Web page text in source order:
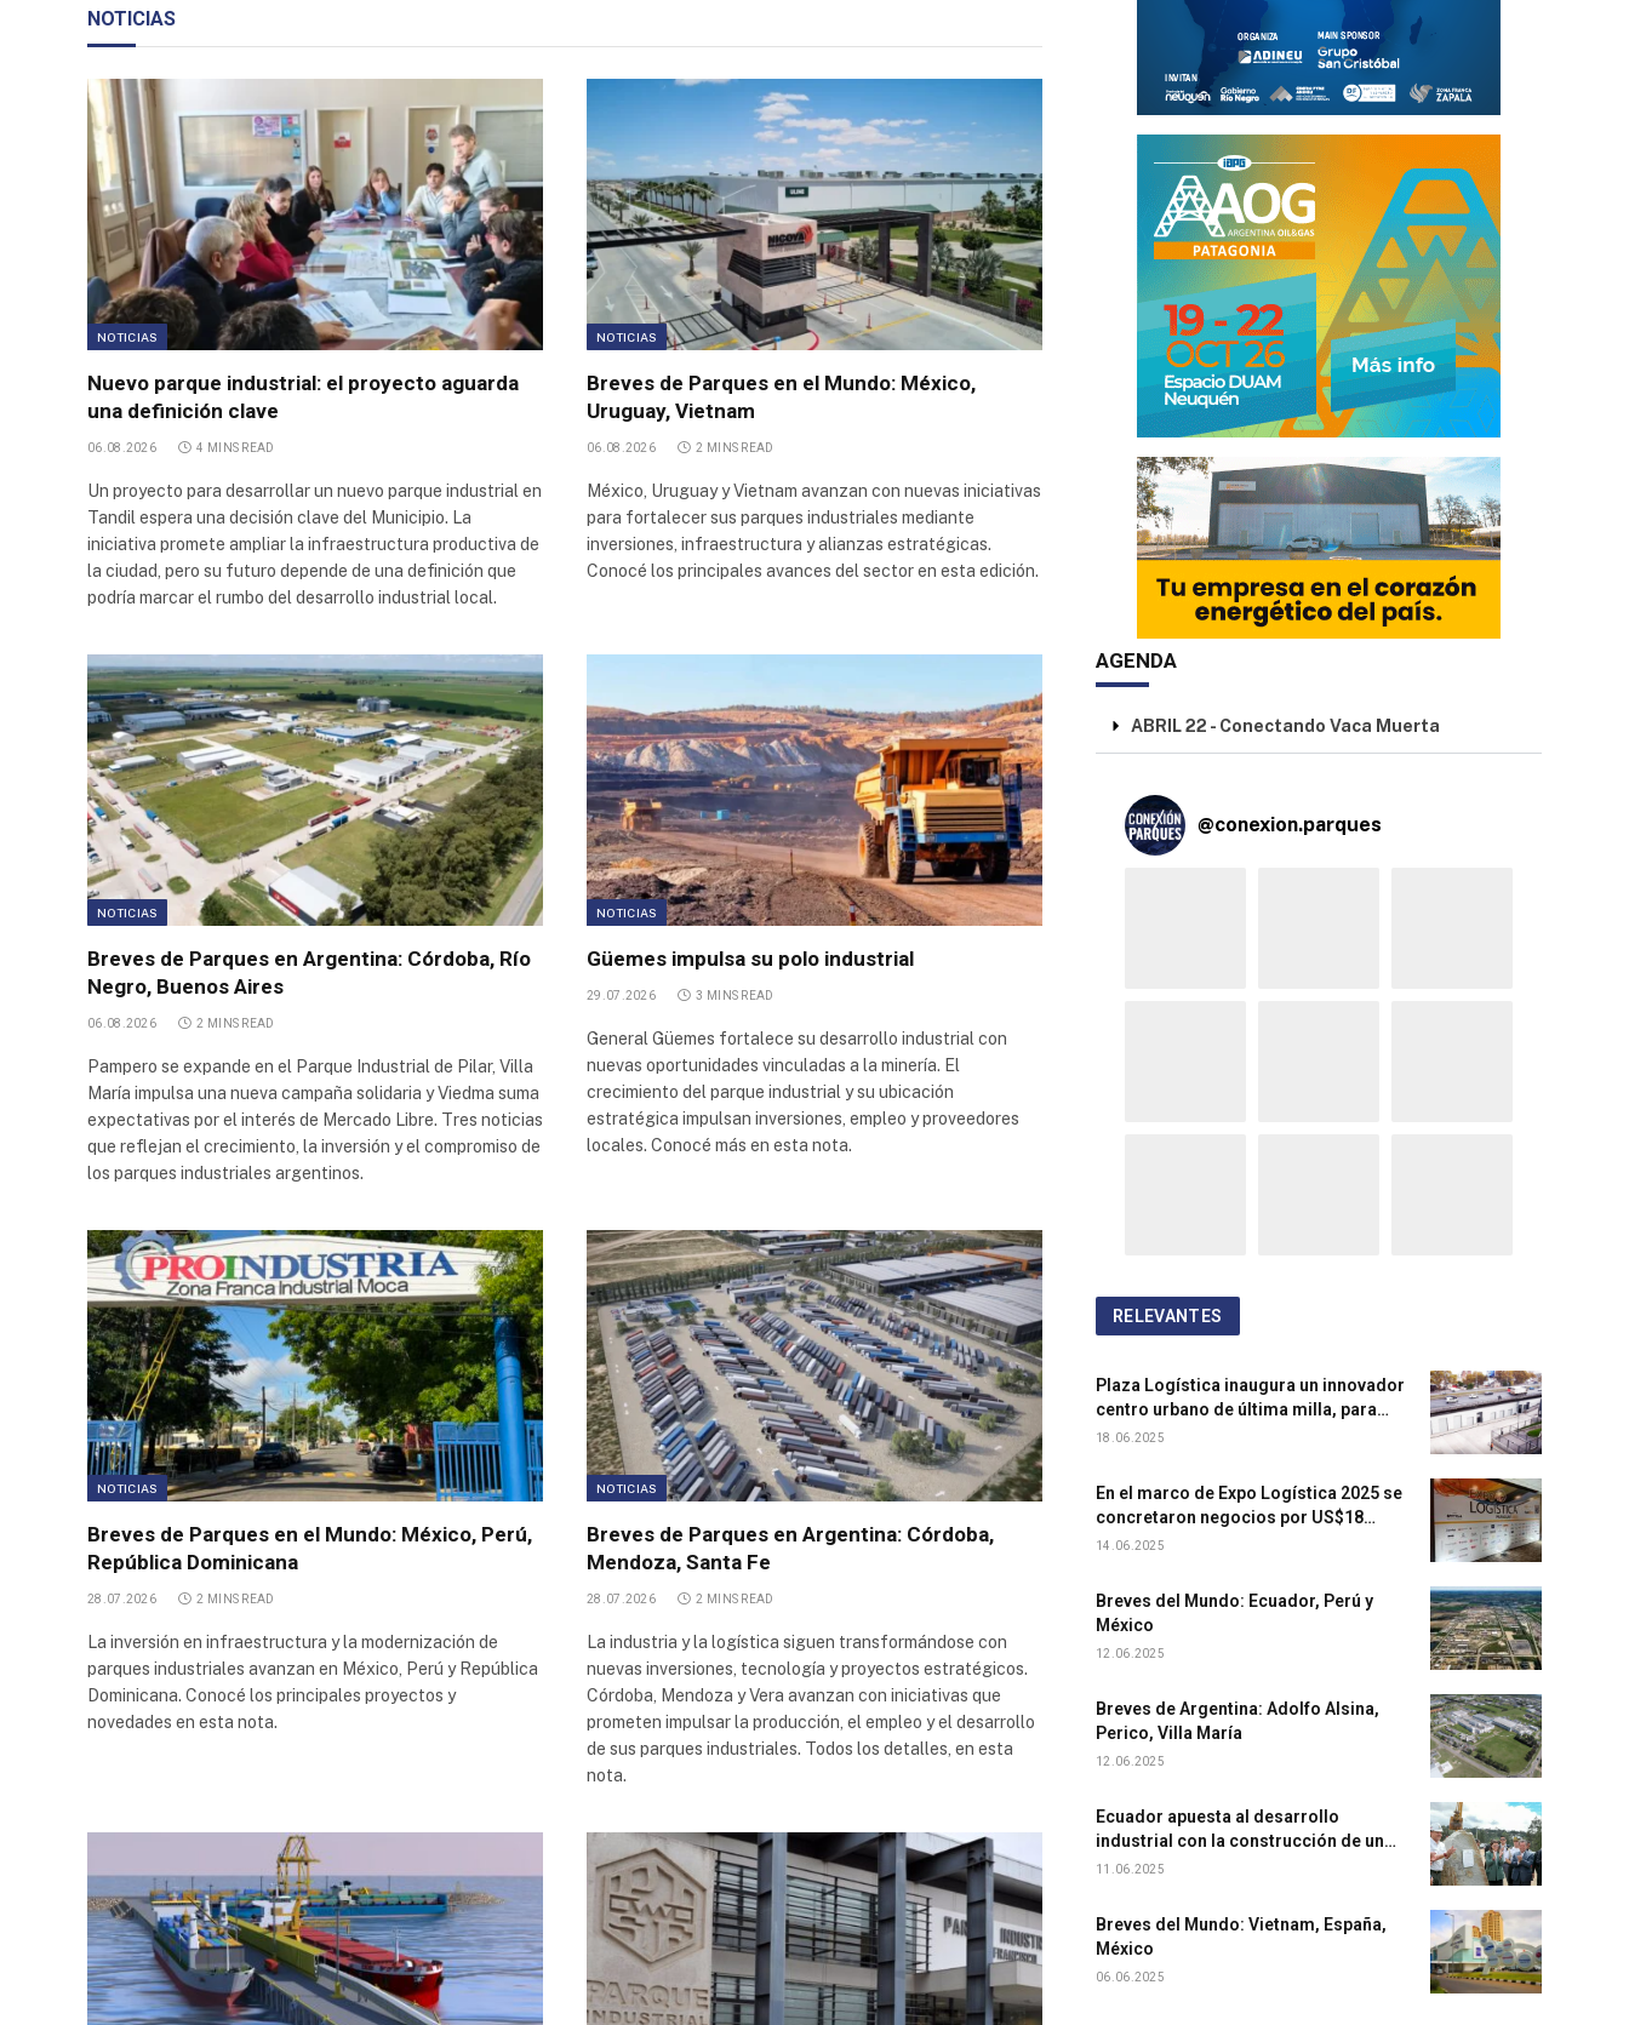
Center
Industrial
Químico
Petroquímico
de la
Provincia de
Neuquén
Parque
Industrial
Cañuelas
Parque
Ruta 25
Bodega
Logistica
Industrial
Centro de
Colun San
Bernardo
Parque
Industrial
de Garín
Parque
Industrial
Provincial
Añelo
Industrial
Pyme -
Norte
Parque
Industrial
Deca
Área
Mugueta
Parque
Industrial
Casilda
Parque
Industrial
Perico
Centro de
Transferencia
de Cargas
CTC
Parque Apícola
Agroalimentario
Parque Apícola
y
Industrial
Parque
Industrial
Buen
Ayre 2
Parque
NOTICIAS
NOTICIAS
Nuevo parque industrial: el proyecto aguarda
una definición clave
06.08.2026 4 MINS READ
Un proyecto para desarrollar un nuevo parque industrial en
Tandil espera una decisión clave del Municipio. La
iniciativa promete ampliar la infraestructura productiva de
la ciudad, pero su futuro depende de una definición que
podría marcar el rumbo del desarrollo industrial local.
NOTICIAS
Breves de Parques en el Mundo: México,
Uruguay, Vietnam
06.08.2026 2 MINS READ
México, Uruguay y Vietnam avanzan con nuevas iniciativas
para fortalecer sus parques industriales mediante
inversiones, infraestructura y alianzas estratégicas.
Conocé los principales avances del sector en esta edición.
NOTICIAS
Breves de Parques en Argentina: Córdoba, Río
Negro, Buenos Aires
06.08.2026 2 MINS READ
Pampero se expande en el Parque Industrial de Pilar, Villa
María impulsa una nueva campaña solidaria y Viedma suma
expectativas por el interés de Mercado Libre. Tres noticias
que reflejan el crecimiento, la inversión y el compromiso de
los parques industriales argentinos.
NOTICIAS
Güemes impulsa su polo industrial
29.07.2026 3 MINS READ
General Güemes fortalece su desarrollo industrial con
nuevas oportunidades vinculadas a la minería. El
crecimiento del parque industrial y su ubicación
estratégica impulsan inversiones, empleo y proveedores
locales. Conocé más en esta nota.
NOTICIAS
Breves de Parques en el Mundo: México, Perú,
República Dominicana
28.07.2026 2 MINS READ
La inversión en infraestructura y la modernización de
parques industriales avanzan en México, Perú y República
Dominicana. Conocé los principales proyectos y
novedades en esta nota.
NOTICIAS
Breves de Parques en Argentina: Córdoba,
Mendoza, Santa Fe
28.07.2026 2 MINS READ
La industria y la logística siguen transformándose con
nuevas inversiones, tecnología y proyectos estratégicos.
Córdoba, Mendoza y Vera avanzan con iniciativas que
prometen impulsar la producción, el empleo y el desarrollo
de sus parques industriales. Todos los detalles, en esta
nota.
AGENDA
ABRIL 22 - Conectando Vaca Muerta
@conexion.parques
RELEVANTES
Plaza Logística inaugura un innovador
centro urbano de última milla, para
acelerar entregas y acercarse al
18.06.2025
En el marco de Expo Logística 2025 se
concretaron negocios por US$18
millones
14.06.2025
Breves del Mundo: Ecuador, Perú y
México
12.06.2025
Breves de Argentina: Adolfo Alsina,
Perico, Villa María
12.06.2025
Ecuador apuesta al desarrollo
industrial con la construcción de un
nuevo Eco Parque
11.06.2025
Breves del Mundo: Vietnam, España,
México
06.06.2025